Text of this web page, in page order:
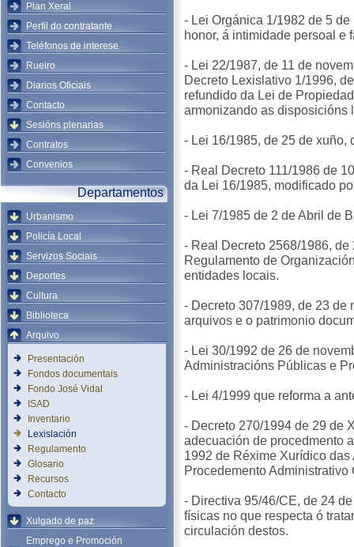
Plan Xeral
Perfil do contratante
Teléfonos de interese
Rueiro
Diarios Oficiais
Contacto
Sesións plenarias
Contratos
Convenios
Departamentos
Urbanismo
Policía Local
Servizos Sociais
Deportes
Cultura
Biblioteca
Arquivo
Presentación
Fondos documentais
Fondo José Vidal
ISAD
Inventario
Lexislación
Regulamento
Glosario
Recursos
Contacto
Xulgado de paz
Emprego e Promoción
- Lei Orgánica 1/1982 de 5
honor, á intimidade persoal e
- Lei 22/1987, de 11 de
Decreto Lexislativo 1/1996,
refundido da Lei de
armonizando as disposicións
- Lei 16/1985, de 25 de
- Real Decreto 111/1986 de
da Lei 16/1985, modificado
- Lei 7/1985 de 2 de Abril de
- Real Decreto 2568/1986,
Regulamento de
entidades locais.
- Decreto 307/1989, de 23 de
arquivos e o patrimonio
- Lei 30/1992 de 26 de
Administracións Públicas e
- Lei 4/1999 que reforma a
- Decreto 270/1994 de 29 de
adecuación de procedmento
1992 de Réxime Xurídico
Procedemento Administrativo
- Directiva 95/46/CE, de 24
físicas no que respecta ó
circulación destos.